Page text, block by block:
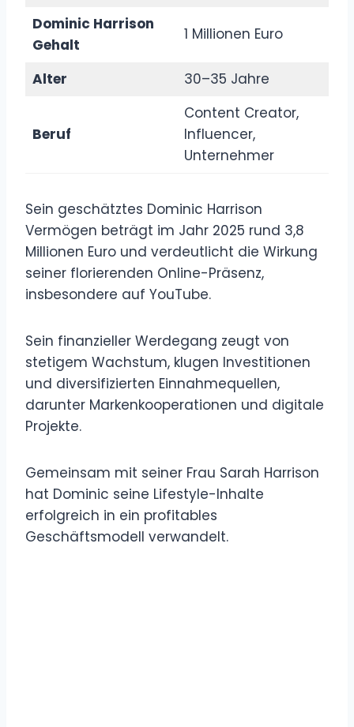
Dominic Harrison
Gehalt
1 Millionen Euro
Alter 30–35 Jahre
Beruf
Content Creator,
Influencer,
Unternehmer
Sein geschätztes Dominic Harrison
Vermögen beträgt im Jahr 2025 rund 3,8
Millionen Euro und verdeutlicht die Wirkung
seiner florierenden Online-Präsenz,
insbesondere auf YouTube.
Sein finanzieller Werdegang zeugt von
stetigem Wachstum, klugen Investitionen
und diversifizierten Einnahmequellen,
darunter Markenkooperationen und digitale
Projekte.
Gemeinsam mit seiner Frau Sarah Harrison
hat Dominic seine Lifestyle-Inhalte
erfolgreich in ein profitables
Geschäftsmodell verwandelt.